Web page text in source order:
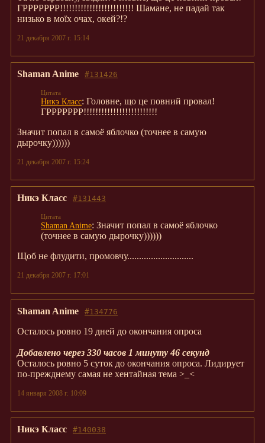
ГРРРРРРР!!!!!!!!!!!!!!!!!!!!!!!!! Шамане, не падай так
низько в моїх очах, окей?!?
21 декабря 2007 г. 15:14
#131426
Shaman Anime
Никэ Класс: Головне, що це повний провал!
ГРРРРРРР!!!!!!!!!!!!!!!!!!!!!!!!!
Значит попал в самоё яблочко (точнее в самую
дырочку))))))
21 декабря 2007 г. 15:24
#131443
Никэ Класс
Shaman Anime: Значит попал в самоё яблочко
(точнее в самую дырочку))))))
Щоб не флудити, промовчу............................
21 декабря 2007 г. 17:01
#134776
Shaman Anime
Осталось ровно 19 дней до окончания опроса
Добавлено через 330 часов 1 минуту 46 секунд
Осталось ровно 5 суток до окончания опроса. Лидирует
по-прежднему самая не хентайная тема >_<
14 января 2008 г. 10:09
#140038
Никэ Класс